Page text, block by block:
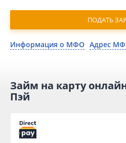
послужить плохая кредитная
выходом является микрозайм в
Санкт-Петербурге. В 2026 году
потребуется минимум времени.
одобрение в течение 15 минут
ПОДАТЬ
Информация о МФО Адрес
Займ на карту
Пэй